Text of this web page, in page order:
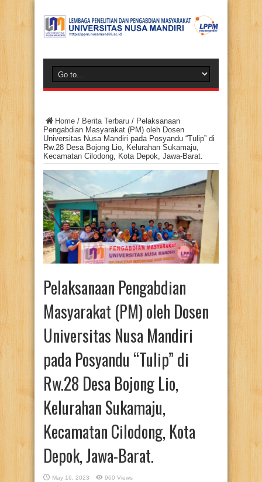
Home / Berita Terbaru / Pelaksanaan
Pengabdian Masyarakat (PM) oleh Dosen
Universitas Nusa Mandiri pada Posyandu “Tulip” di
Rw.28 Desa Bojong Lio, Kelurahan Sukamaju,
Kecamatan Cilodong, Kota Depok, Jawa-Barat.
Pelaksanaan Pengabdian
Masyarakat (PM) oleh Dosen
Universitas Nusa Mandiri
pada Posyandu “Tulip” di
Rw.28 Desa Bojong Lio,
Kelurahan Sukamaju,
Kecamatan Cilodong, Kota
Depok, Jawa-Barat.
May 16, 2023 960 Views